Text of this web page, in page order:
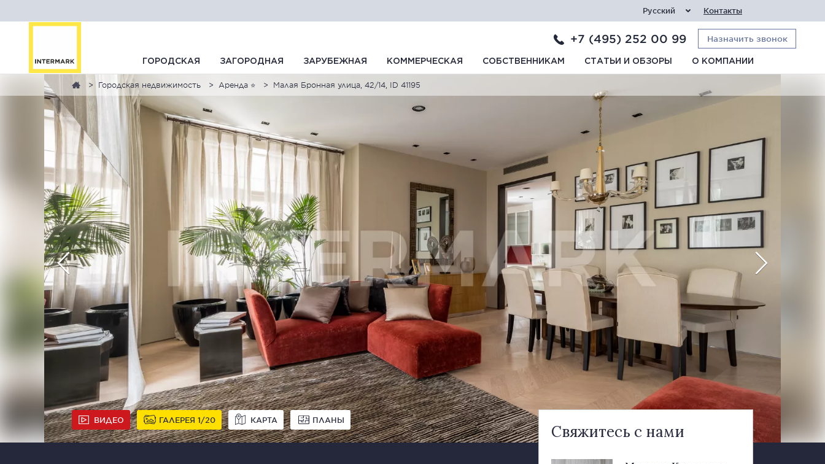
Русский Контакты
+7 (495) 252 00 99 Назначить звонок
ГОРОДСКАЯ ЗАГОРОДНАЯ ЗАРУБЕЖНАЯ КОММЕРЧЕСКАЯ СОБСТВЕННИКАМ СТАТЬИ И ОБЗОРЫ О КОМПАНИИ
Городская недвижимость Аренда ⭐ Малая Бронная улица, 42/14, ID 41195
ВИДЕО ГАЛЕРЕЯ 1 20 КАРТА ПЛАНЫ
Свяжитесь с нами